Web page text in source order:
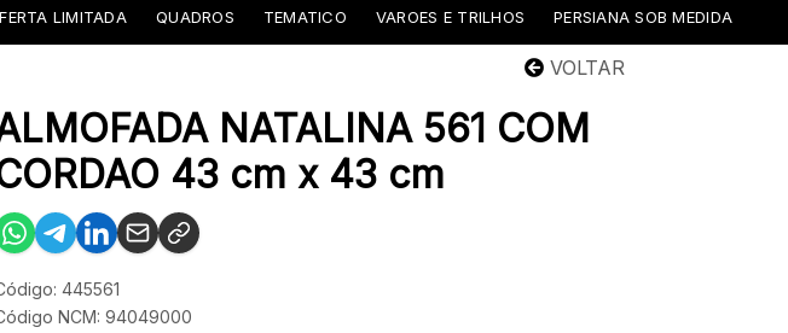
LIMITADA QUADROS TEMATICO VAROES E TRILHOS PERSIANA SOB MEDIDA
VOLTAR
NATALINA 561 COM
43 cm x 43 cm
445561
NCM: 94049000